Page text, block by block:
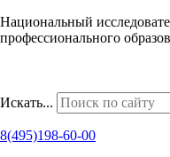
Национальный
профессионального
Искать...
8(495)198-60-00